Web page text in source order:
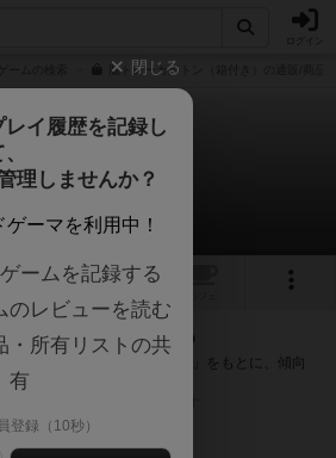
脳トレーカルトン（箱付き）の通販/商品
レーカルトン
おすすめボードゲーム
好きな方へのおすすめ
投票された「プレイ感の評価」をもとに、傾向
グ形式で紹介します。
閉じる
イ履歴を記録し
理しませんか？
ゲーマを利用中！
ームを記録する
のレビューを読む
・所有リストの共
有
登録（10秒）